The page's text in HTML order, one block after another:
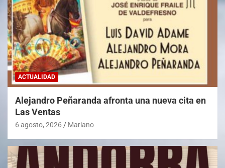
ACTUALIDAD
Alejandro Peñaranda afronta una nueva cita en
Las Ventas
6 agosto, 2026 Mariano